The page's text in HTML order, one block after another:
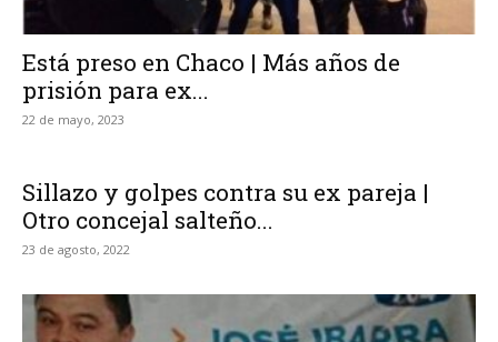
Está preso en Chaco | Más años de
prisión para ex...
22 de mayo, 2023
Sillazo y golpes contra su ex pareja |
Otro concejal salteño...
23 de agosto, 2022